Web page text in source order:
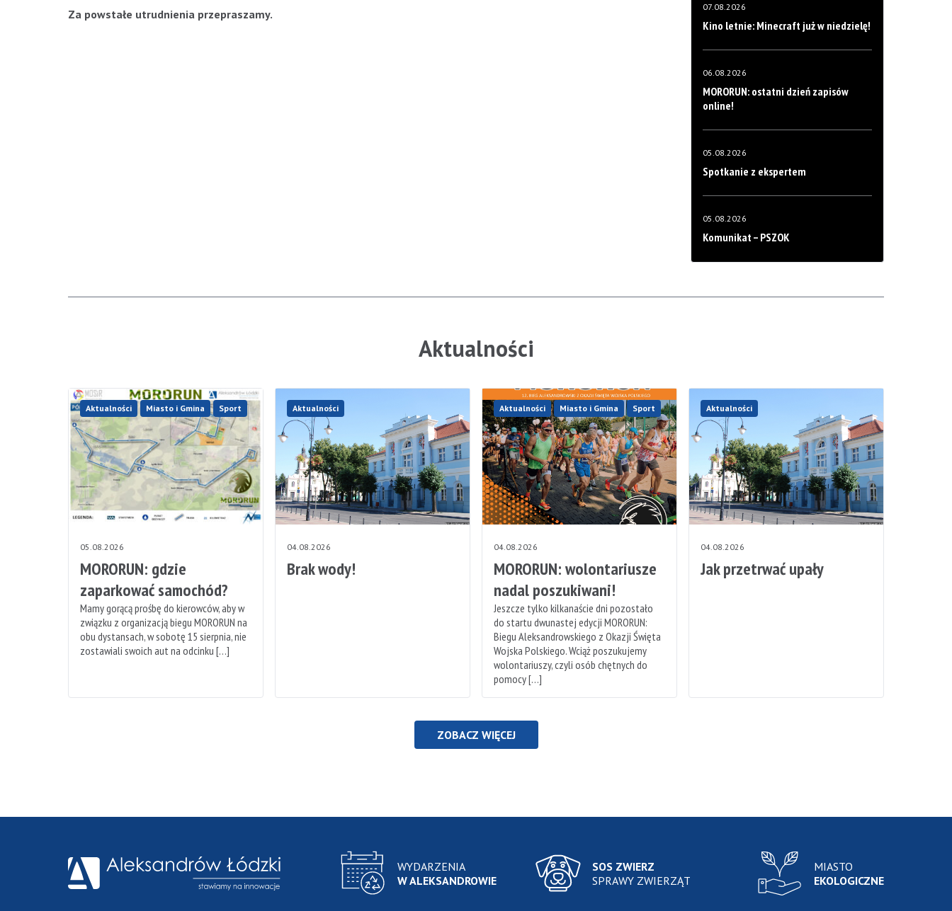
Za powstałe utrudnienia przepraszamy.
07.08.2026
Kino letnie: Minecraft już w niedzielę!
06.08.2026
MORORUN: ostatni dzień zapisów
online!
05.08.2026
Spotkanie z ekspertem
05.08.2026
Komunikat – PSZOK
Aktualności
Aktualności Miasto i Gmina Sport
05.08.2026
MORORUN: gdzie
zaparkować samochód?
Mamy gorącą prośbę do kierowców, aby w
związku z organizacją biegu MORORUN na
obu dystansach, w sobotę 15 sierpnia, nie
zostawiali swoich aut na odcinku […]
Aktualności
04.08.2026
Brak wody!
Aktualności Miasto i Gmina Sport
04.08.2026
MORORUN: wolontariusze
nadal poszukiwani!
Jeszcze tylko kilkanaście dni pozostało
do startu dwunastej edycji MORORUN:
Biegu Aleksandrowskiego z Okazji Święta
Wojska Polskiego. Wciąż poszukujemy
wolontariuszy, czyli osób chętnych do
pomocy […]
Aktualności
04.08.2026
Jak przetrwać upały
ZOBACZ WIĘCEJ
WYDARZENIA
W ALEKSANDROWIE
SOS ZWIERZ
SPRAWY ZWIERZĄT
MIASTO
EKOLOGICZNE